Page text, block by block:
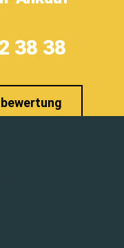
38 38